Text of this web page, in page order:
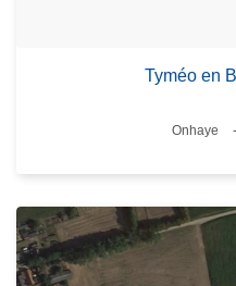
Tyméo en
Plaats
Onhaye